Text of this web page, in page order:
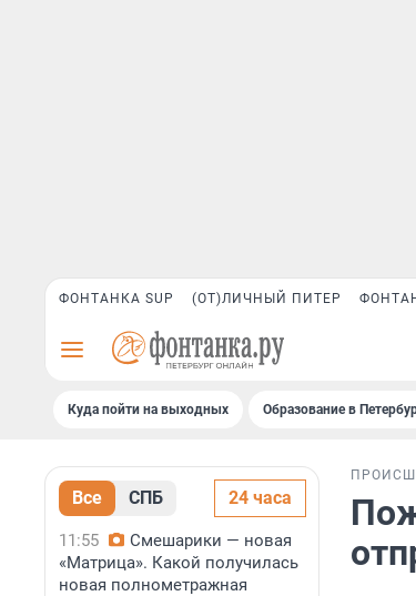
ФОНТАНКА SUP (ОТ)ЛИЧНЫЙ ПИТЕР
Куда пойти на выходных Образование в
Все СПБ 24 часа
11:55
Смешарики — новая
«Матрица». Какой получилась
новая полнометражная